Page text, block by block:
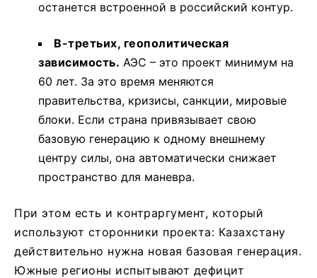
останется встроенной в российский контур.
В-третьих, геополитическая
зависимость. АЭС – это проект минимум на
60 лет. За это время меняются
правительства, кризисы, санкции, мировые
блоки. Если страна привязывает свою
базовую генерацию к одному внешнему
центру силы, она автоматически снижает
пространство для маневра.
При этом есть и контраргумент, который
используют сторонники проекта: Казахстану
действительно нужна новая базовая генерация.
Южные регионы испытывают дефицит